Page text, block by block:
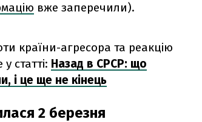
вже заперечили).
країни-агресора та реакцію
статті: Назад в СРСР: що
і це ще не кінець
2 березня